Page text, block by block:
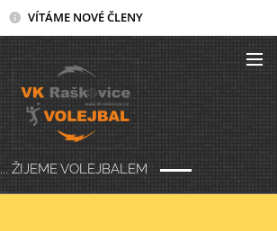
VÍTÁME NOVÉ ČLENY
... ŽIJEME VOLEJBALEM